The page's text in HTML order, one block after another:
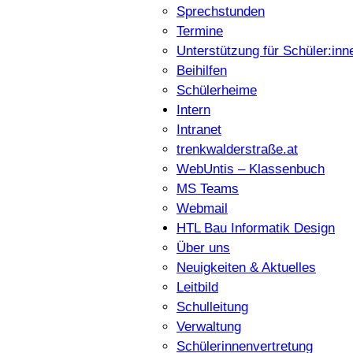
Sprechstunden
Termine
Unterstützung für
Beihilfen
Schülerheime
Intern
Intranet
trenkwalderstraße.at
WebUntis – Klassenbuch
MS Teams
Webmail
HTL Bau Informatik Design
Über uns
Neuigkeiten & Aktuelles
Leitbild
Schulleitung
Verwaltung
Schülerinnenvertretung